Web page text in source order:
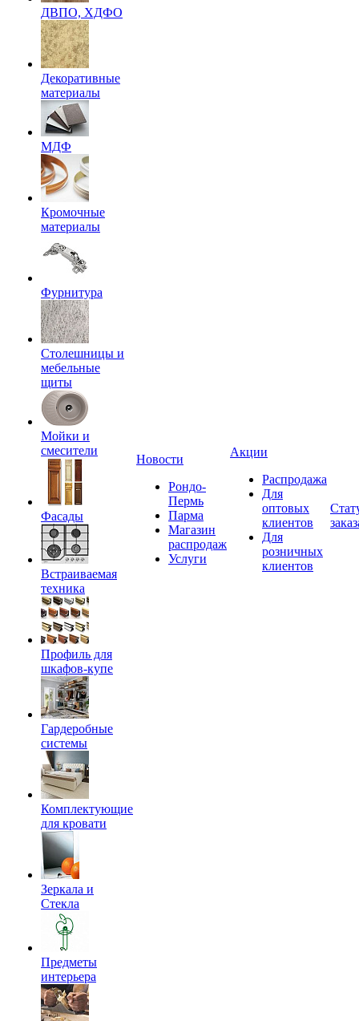
ДВПО, ХДФО
Декоративные
материалы
МДФ
Кромочные
материалы
Фурнитура
Столешницы и
мебельные
щиты
Мойки и
смесители
Фасады
Встраиваемая
техника
Профиль для
шкафов-купе
Гардеробные
системы
Комплектующие
для кровати
Зеркала и
Стекла
Предметы
интерьера
Новости
Рондо-
Пермь
Парма
Магазин
распродаж
Услуги
Акции
Распродажа
Для
оптовых
клиентов
Для
розничных
клиентов